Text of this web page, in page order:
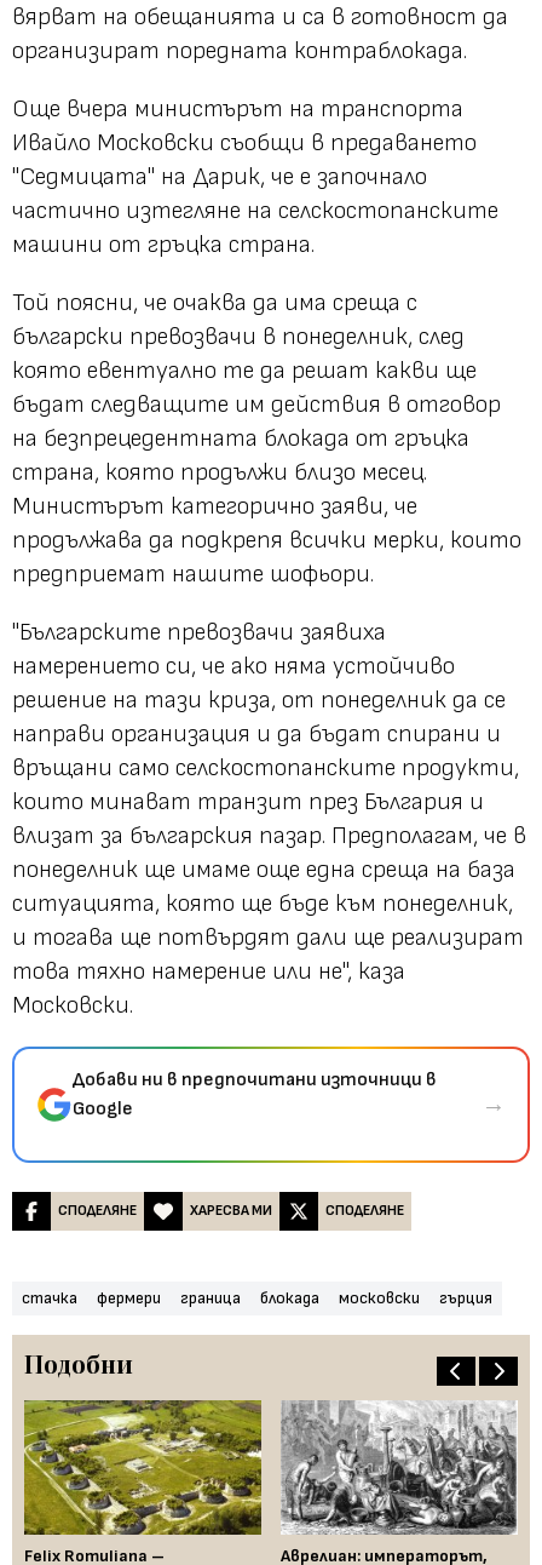
вярват на обещанията и са в готовност да
организират поредната контраблокада.
Още вчера министърът на транспорта
Ивайло Московски съобщи в предаването
"Седмицата" на Дарик, че е започнало
частично изтегляне на селскостопанските
машини от гръцка страна.
Той поясни, че очаква да има среща с
български превозвачи в понеделник, след
която евентуално те да решат какви ще
бъдат следващите им действия в отговор
на безпрецедентната блокада от гръцка
страна, която продължи близо месец.
Министърът категорично заяви, че
продължава да подкрепя всички мерки, които
предприемат нашите шофьори.
"Българските превозвачи заявиха
намерението си, че ако няма устойчиво
решение на тази криза, от понеделник да се
направи организация и да бъдат спирани и
връщани само селскостопанските продукти,
които минават транзит през България и
влизат за българския пазар. Предполагам, че в
понеделник ще имаме още една среща на база
ситуацията, която ще бъде към понеделник,
и тогава ще потвърдят дали ще реализират
това тяхно намерение или не", каза
Московски.
Добави ни в предпочитани източници в
Google
→
СПОДЕЛЯНЕ ХАРЕСВА МИ СПОДЕЛЯНЕ
стачка фермери граница блокада московски гърция
Подобни
Felix Romuliana –
Аврелиан: императорът,